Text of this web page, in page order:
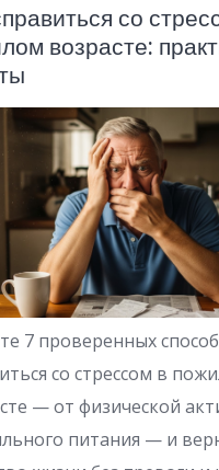
со
возрасте:
7 проверенных
со стрессом в
— от физической
питания — и